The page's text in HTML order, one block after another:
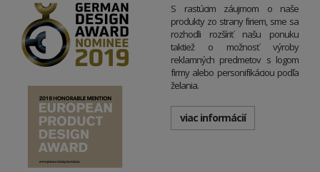
S rastúcim záujmom o naše
produkty zo strany firiem, sme sa
rozhodli rozšíriť našu ponuku
taktiež o možnosť výroby
reklamných predmetov s logom
firmy alebo personifikáciou podľa
želania.
viac informácií